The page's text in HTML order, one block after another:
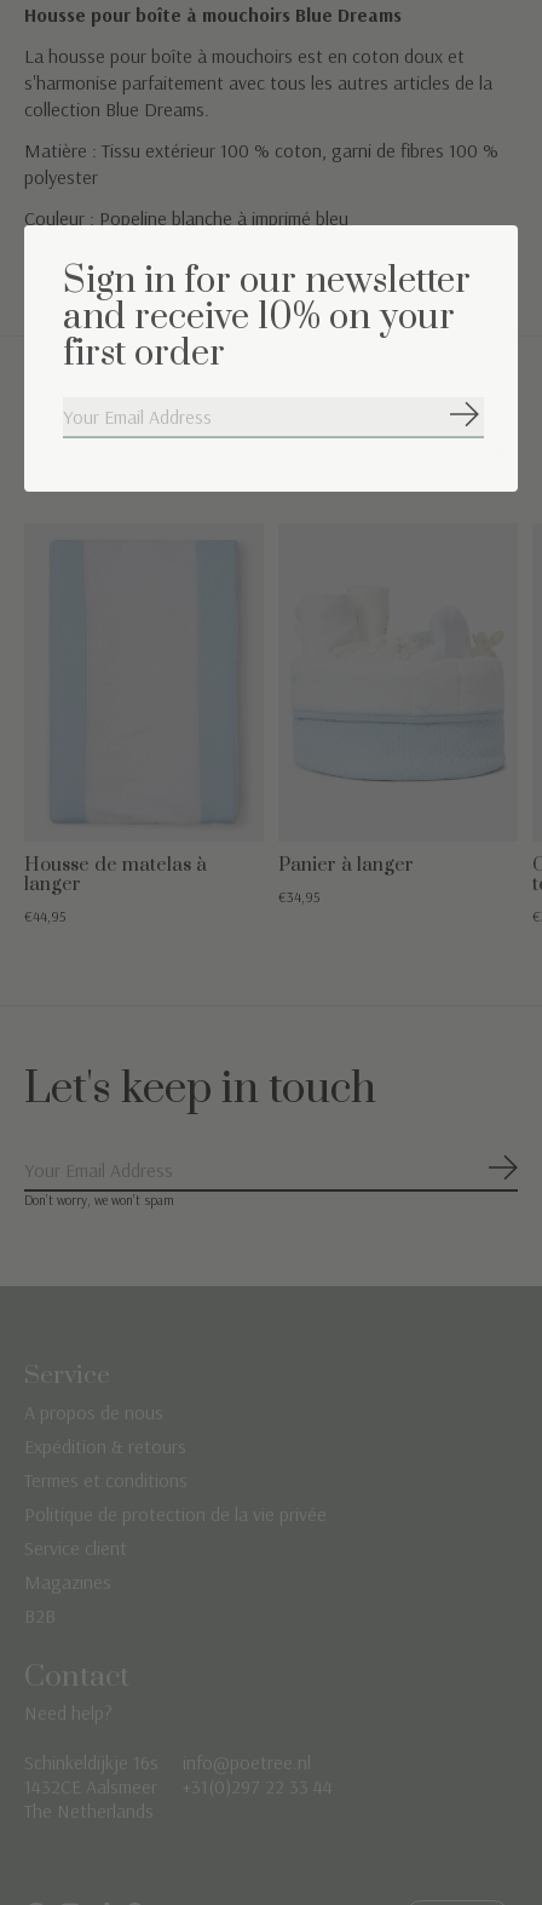
Housse pour boîte à mouchoirs Blue Dreams
La housse pour boîte à mouchoirs est en coton doux et
s'harmonise parfaitement avec tous les autres articles de la
collection Blue Dreams.
Matière : Tissu extérieur 100 % coton, garni de fibres 100 %
polyester
Couleur : Popeline blanche à imprimé bleu
Conseils de lavage : Lavable en machine à 30 °C
Complétez l'ensemble
Carousel items
Housse de matelas à
langer
€44,95
Panier à langer
€34,95
Let's keep in touch
Don’t worry, we won’t spam
Service
A propos de nous
Expédition & retours
Termes et conditions
Politique de protection de la vie privée
Service client
Magazines
B2B
Contact
Need help?
Schinkeldijkje 16s
1432CE Aalsmeer
The Netherlands
info@poetree.nl
+31(0)297 22 33 44
Nederlands
Sign in for our newsletter
and receive 10% on your
first order
S'abonner